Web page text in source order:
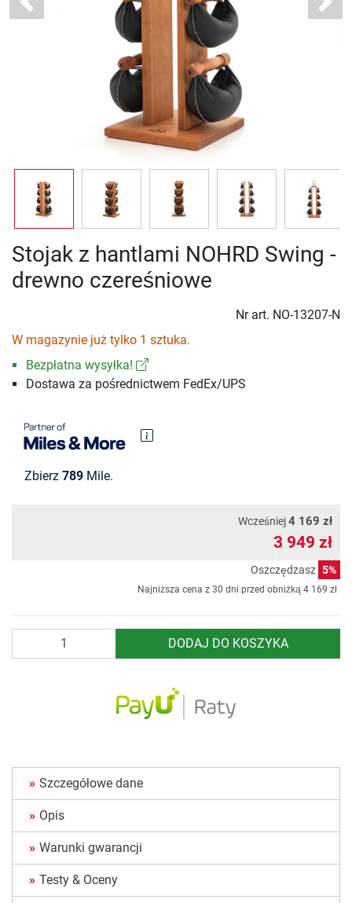
Previous Next
Stojak z hantlami NOHRD Swing -
drewno czereśniowe
Nr art. NO-13207-N
W magazynie już tylko 1 sztuka.
Bezpłatna wysyłka!
Dostawa za pośrednictwem FedEx/UPS
Zbierz 789 Mile.
Wcześniej4 169 zł
3 949 zł
Oszczędzasz 5%
Najniższa cena z 30 dni przed obniżką 4 169 zł
DODAJ DO KOSZYKA
Szczegółowe dane
Opis
Warunki gwarancji
Testy & Oceny